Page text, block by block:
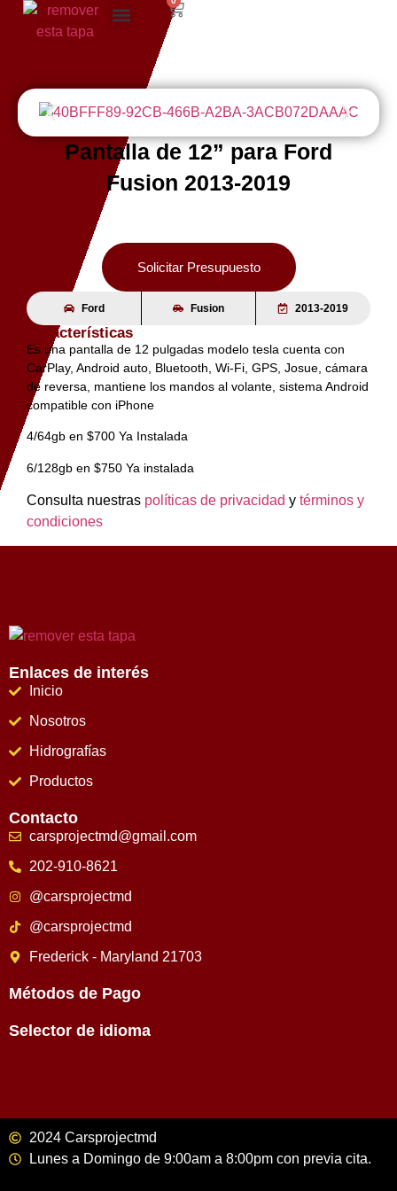
Pantalla de 12” para Ford
Fusion 2013-2019
Solicitar Presupuesto
Ford Fusion 2013-2019
Características
Es una pantalla de 12 pulgadas modelo tesla cuenta con
CarPlay, Android auto, Bluetooth, Wi-Fi, GPS, Josue, cámara
de reversa, mantiene los mandos al volante, sistema Android
compatible con iPhone
4/64gb en $700 Ya Instalada
6/128gb en $750 Ya instalada
Consulta nuestras políticas de privacidad y términos y
condiciones
Enlaces de interés
Inicio
Nosotros
Hidrografías
Productos
Contacto
carsprojectmd@gmail.com
202-910-8621
@carsprojectmd
@carsprojectmd
Frederick - Maryland 21703
Métodos de Pago
Selector de idioma
2024 Carsprojectmd
Lunes a Domingo de 9:00am a 8:00pm con previa cita.